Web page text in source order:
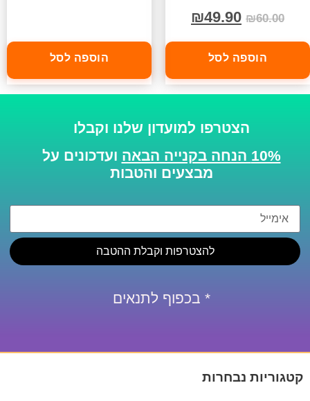
₪60.00
₪49.90
הוספה לסל הוספה לסל
הצטרפו למועדון שלנו וקבלו
10% הנחה בקנייה הבאה
ועדכונים על
מבצעים והטבות
להצטרפות וקבלת ההטבה
* בכפוף לתנאים
קטגוריות נבחרות